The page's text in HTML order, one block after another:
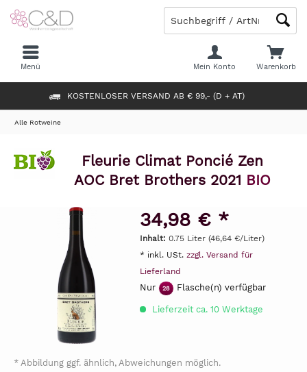
KOSTENLOSER VERSAND AB € 99,- (D + AT)
Warenkorb
Mein Konto
Menü
Alle Rotweine
Fleurie Climat Poncié Zen
AOC Bret Brothers 2021 BIO
34,98 € *
Inhalt: 0.75 Liter (46,64 €/Liter)
* inkl. USt. zzgl. Versand für
Lieferland
Nur 28 Flasche(n) verfügbar
Lieferzeit ca. 10 Werktage
* Abbildung ggf. ähnlich, Abweichungen möglich.